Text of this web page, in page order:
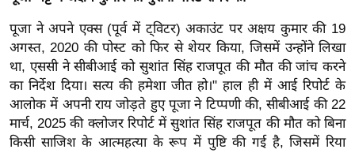
ज
ग
त
बॉ
ली
वु
पूजा ने अपने एक्स (पूर्व में ट्विटर) अकाउंट पर अक्षय कुमार की 19
अगस्त, 2020 की पोस्ट को फिर से शेयर किया, जिसमें उन्होंने लिखा
था, एससी ने सीबीआई को सुशांत सिंह राजपूत की मौत की जांच करने
का निर्देश दिया। सत्य की हमेशा जीत हो।" हाल ही में आई रिपोर्ट के
आलोक में अपनी राय जोड़ते हुए पूजा ने टिप्पणी की, सीबीआई की 22
मार्च, 2025 की क्लोजर रिपोर्ट में सुशांत सिंह राजपूत की मौत को बिना
किसी साजिश के आत्महत्या के रूप में पुष्टि की गई है, जिसमें रिया